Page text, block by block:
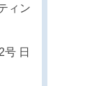
ィン
日